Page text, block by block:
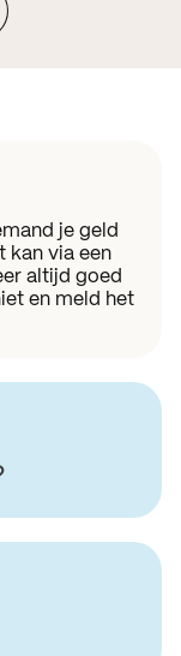
je geld
kan via een
altijd goed
en meld het